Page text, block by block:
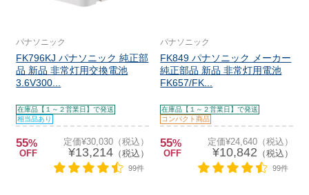
パナソニック
FK796KJ パナソニック 純正部
品 新品 非常灯用交換電池
3.6V300...
在庫品【１～２営業日】で発送
相当品あり
55%
OFF
定価¥30,030（税込）
¥13,214（税込）
99件
パナソニック
FK849 パナソニック メーカー
純正部品 新品 非常灯用電池
FK657/FK...
在庫品【１～２営業日】で発送
コンパクト商品
55%
OFF
定価¥24,640（税込）
¥10,842 （税込）
99件